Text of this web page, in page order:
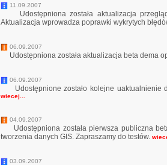
11.09.2007
Udostępniona została aktualizacja
Aktualizacja wprowadza poprawki wykrytych
06.09.2007
Udostępniona została aktualizacja beta dema
06.09.2007
Udostępnione zostało kolejne uaktualnienie
wiecej...
04.09.2007
Udostępniona została pierwsza publiczna
tworzenia danych GIS. Zapraszamy do testów.
03.09.2007